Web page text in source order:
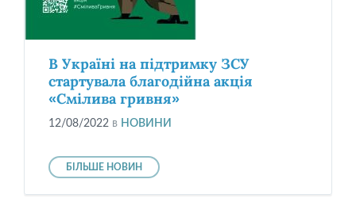
В Україні на підтримку ЗСУ
стартувала благодійна акція
«Смілива гривня»
12/08/2022 в НОВИНИ
БІЛЬШЕ НОВИН